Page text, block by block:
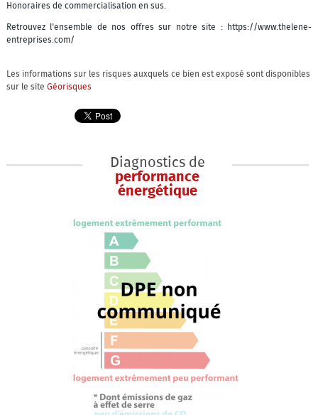
Honoraires de commercialisation en sus.
Retrouvez l'ensemble de nos offres sur notre site : https://www.thelene-
entreprises.com/
Les informations sur les risques auxquels ce bien est exposé sont disponibles
sur le site Géorisques
Diagnostics de
performance
énergétique